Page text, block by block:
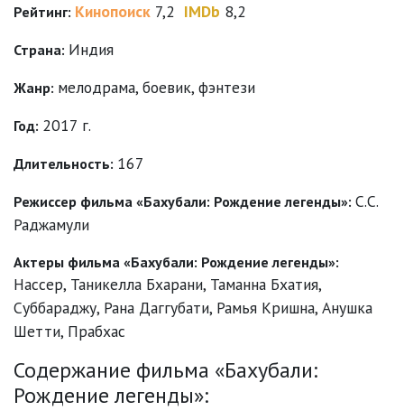
Рейтинг: Кинопоиск 7,2 IMDb 8,2
Страна: Индия
Жанр: мелодрама, боевик, фэнтези
Год: 2017 г.
Длительность: 167
Режиссер фильма «Бахубали: Рождение легенды»: С.С.
Раджамули
Актеры фильма «Бахубали: Рождение легенды»:
Нассер, Таникелла Бхарани, Таманна Бхатия,
Суббараджу, Рана Даггубати, Рамья Кришна, Анушка
Шетти, Прабхас
Содержание фильма «Бахубали:
Рождение легенды»: